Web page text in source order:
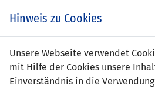
Inhalt
springen
Zur
Navigation
springen
Hinweis zu Cookies
Unsere Webseite verwendet
mit Hilfe der Cookies unsere
Einverständnis in die